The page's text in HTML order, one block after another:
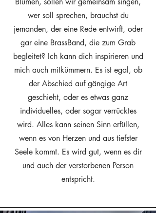
wer soll sprechen, brauchst du
jemanden, der eine Rede entwirft, oder
gar eine BrassBand, die zum Grab
begleitet? Ich kann dich inspirieren und
mich auch mitkümmern. Es ist egal, ob
der Abschied auf gängige Art
geschieht, oder es etwas ganz
individuelles, oder sogar verrücktes
wird. Alles kann seinen Sinn erfüllen,
wenn es von Herzen und aus tiefster
Seele kommt. Es wird gut, wenn es dir
und auch der verstorbenen Person
entspricht.